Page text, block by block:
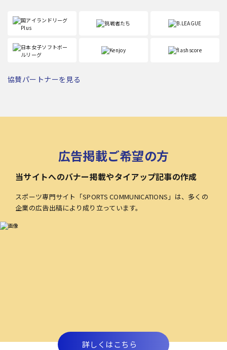
協賛パートナーを見る
広告掲載ご希望の方
当サイトへのバナー掲載やタイアップ記事の作成
スポーツ専門サイト「SPORTS COMMUNICATIONS」は、多くの
企業の広告出稿により成り立っています。
詳しくはこちら